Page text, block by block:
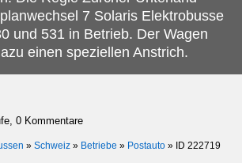
7 Solaris Elektrobusse
und 531 in Betrieb. Der Wagen
einen speziellen Anstrich.
0 Kommentare
» Schweiz » Betriebe » Postauto » ID 222719